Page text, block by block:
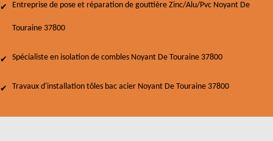
Entreprise de pose et réparation de gouttière Zinc/Alu/Pvc Noyant De
Touraine 37800
Spécialiste en isolation de combles Noyant De Touraine 37800
Travaux d'installation tôles bac acier Noyant De Touraine 37800